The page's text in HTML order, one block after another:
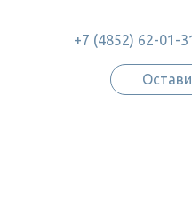
+7 (4852) 62-01-